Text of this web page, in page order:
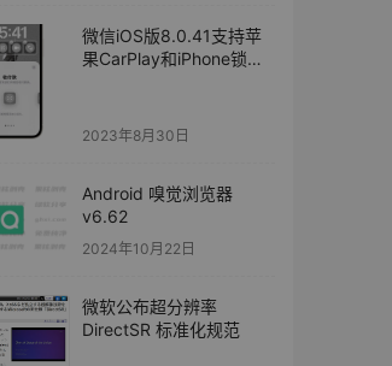
微信iOS版8.0.41支持苹
果CarPlay和iPhone锁屏
2023年8月30日
Android 嗅觉浏览器
v6.62
2024年10月22日
微软公布超分辨率
DirectSR 标准化规范